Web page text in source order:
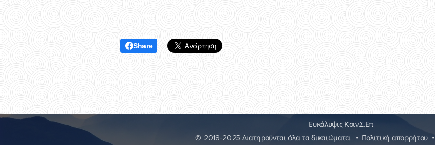
Share
Ευκάλυψις Κοιν.Σ.Επ.
© 2018-2025 Διατηρούνται όλα τα δικαιώματα.
Πολιτική απορρήτου